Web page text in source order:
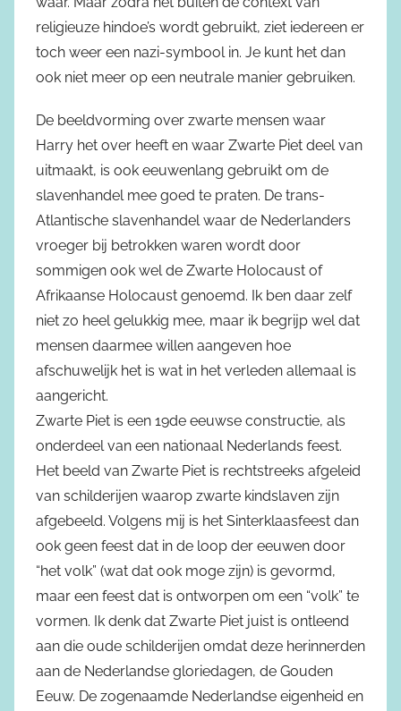
religieuze hindoe’s wordt gebruikt, ziet iedereen er
toch weer een nazi-symbool in. Je kunt het dan
ook niet meer op een neutrale manier gebruiken.
De beeldvorming over zwarte mensen waar
Harry het over heeft en waar Zwarte Piet deel van
uitmaakt, is ook eeuwenlang gebruikt om de
slavenhandel mee goed te praten. De trans-
Atlantische slavenhandel waar de Nederlanders
vroeger bij betrokken waren wordt door
sommigen ook wel de Zwarte Holocaust of
Afrikaanse Holocaust genoemd. Ik ben daar zelf
niet zo heel gelukkig mee, maar ik begrijp wel dat
mensen daarmee willen aangeven hoe
afschuwelijk het is wat in het verleden allemaal is
aangericht.
Zwarte Piet is een 19de eeuwse constructie, als
onderdeel van een nationaal Nederlands feest.
Het beeld van Zwarte Piet is rechtstreeks afgeleid
van schilderijen waarop zwarte kindslaven zijn
afgebeeld. Volgens mij is het Sinterklaasfeest dan
ook geen feest dat in de loop der eeuwen door
“het volk” (wat dat ook moge zijn) is gevormd,
maar een feest dat is ontworpen om een “volk” te
vormen. Ik denk dat Zwarte Piet juist is ontleend
aan die oude schilderijen omdat deze herinnerden
aan de Nederlandse gloriedagen, de Gouden
Eeuw. De zogenaamde Nederlandse eigenheid en